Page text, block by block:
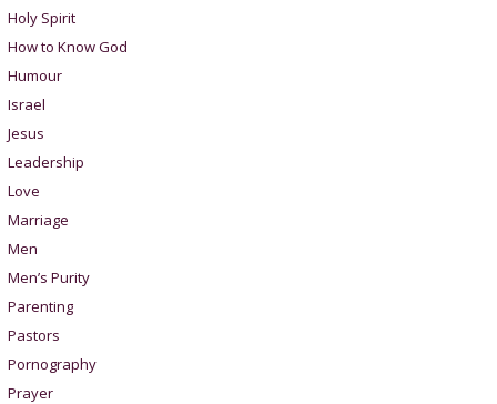
Holy Spirit
How to Know God
Humour
Israel
Jesus
Leadership
Love
Marriage
Men
Men’s Purity
Parenting
Pastors
Pornography
Prayer